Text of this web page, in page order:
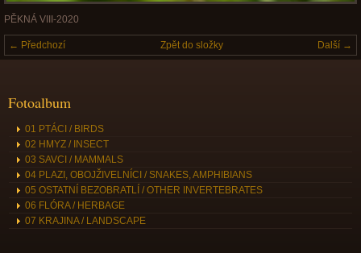
PĚKNÁ VIII-2020
← Předchozí Další →
Zpět do složky
Fotoalbum
01 PTÁCI / BIRDS
02 HMYZ / INSECT
03 SAVCI / MAMMALS
04 PLAZI, OBOJŽIVELNÍCI / SNAKES, AMPHIBIANS
05 OSTATNÍ BEZOBRATLÍ / OTHER INVERTEBRATES
06 FLÓRA / HERBAGE
07 KRAJINA / LANDSCAPE